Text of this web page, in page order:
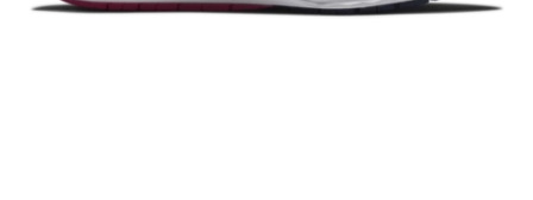
Handschuhe